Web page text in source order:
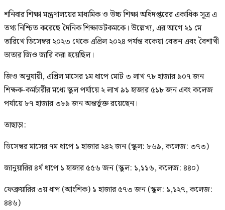
শনিবার শিক্ষা মন্ত্রণালয়ের মাধ্যমিক ও উচ্চ শিক্ষা অধিদপ্তরের একাধিক সূত্র এ
তথ্য নিশ্চিত করেছে দৈনিক শিক্ষাডটকমকে। উল্লেখ্য, এর আগে ২১ মে
তারিখে ডিসেম্বর ২০২৩ থেকে এপ্রিল ২০২৪ পর্যন্ত বকেয়া বেতন এবং বৈশাখী
ভাতার জিও জারি করা হয়েছিল।
জিও অনুযায়ী, এপ্রিল মাসের ১ম ধাপে মোট ৩ লাখ ৭৮ হাজার ৯০৭ জন
শিক্ষক-কর্মচারীর মধ্যে স্কুল পর্যায়ে ২ লাখ ৯১ হাজার ৫১৮ জন এবং কলেজ
পর্যায়ে ৮৭ হাজার ৩৮৯ জন অন্তর্ভুক্ত রয়েছেন।
তাছাড়া:
ডিসেম্বর মাসের ৭ম ধাপে ১ হাজার ২৪২ জন (স্কুল: ৮৬৯, কলেজ: ৩৭৩)
জানুয়ারির ৪র্থ ধাপে ১ হাজার ৫৫৬ জন (স্কুল: ১,১১৬, কলেজ: ৪৪০)
ফেব্রুয়ারির ৩য় ধাপ (আংশিক) ১ হাজার ৫৭৩ জন (স্কুল: ১,১২৭, কলেজ:
৪৪৬)